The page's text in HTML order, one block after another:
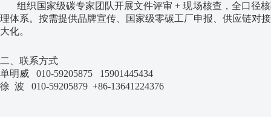
组织国家级碳专家团队开展文件评审 + 现场核查，全口径
理体系。按需提供品牌宣传、国家级零碳工厂申报、供应链对
大化。
二、联系方式
单明威 010-59205875 15901445434
徐 波 010-59205879 +86-13641224376